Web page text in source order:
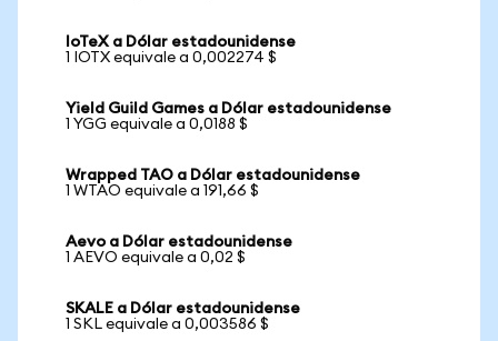
IoTeX a Dólar estadounidense
1 IOTX equivale a 0,002274 $
Yield Guild Games a Dólar estadounidense
1 YGG equivale a 0,0188 $
Wrapped TAO a Dólar estadounidense
1 WTAO equivale a 191,66 $
Aevo a Dólar estadounidense
1 AEVO equivale a 0,02 $
SKALE a Dólar estadounidense
1 SKL equivale a 0,003586 $